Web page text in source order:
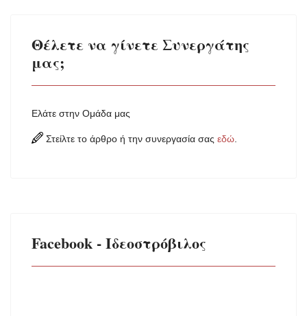
Θέλετε να γίνετε Συνεργάτης
μας;
Ελάτε στην Ομάδα μας
Στείλτε το άρθρο ή την συνεργασία σας εδώ.
Facebook - Ιδεοστρόβιλος